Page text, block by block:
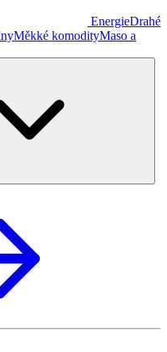
EnergieDrahé
Měkké komodityMaso a